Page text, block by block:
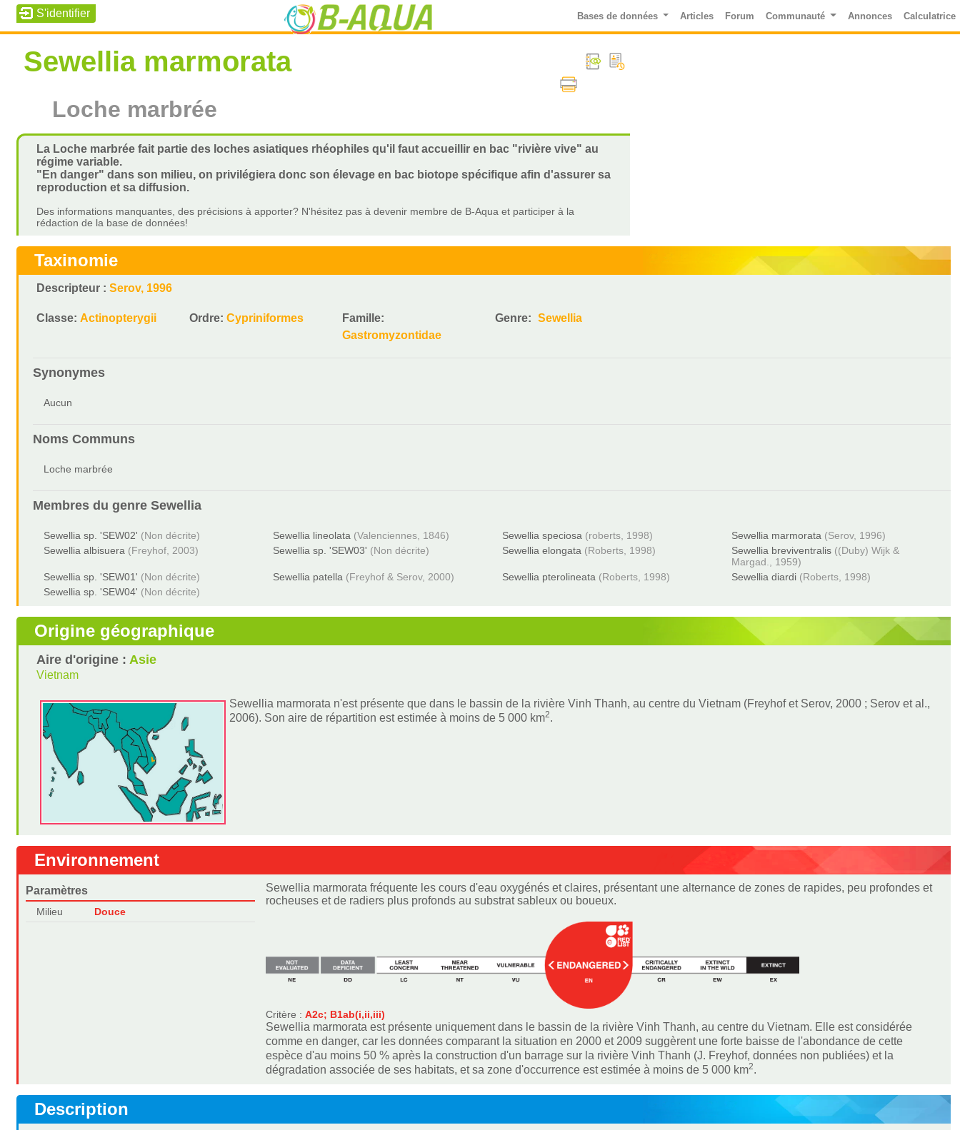
Bases de données Articles Forum Communauté Annonces Calculatrice
Sewellia marmorata
Loche marbrée
La Loche marbrée fait partie des loches asiatiques rhéophiles qu'il faut accueillir en bac "rivière vive" au
régime variable.
"En danger" dans son milieu, on privilégiera donc son élevage en bac biotope spécifique afin d'assurer sa
reproduction et sa diffusion.
Des informations manquantes, des précisions à apporter? N'hésitez pas à devenir membre de B-Aqua et participer à la
rédaction de la base de données!
Taxinomie
Descripteur :Serov, 1996
Classe:Actinopterygii Ordre:Cypriniformes
Famille:
Gastromyzontidae
Genre: Sewellia
Synonymes
Aucun
Noms Communs
Loche marbrée
Membres du genreSewellia
Sewellia sp. 'SEW02' (Non décrite) Sewellia lineolata (Valenciennes, 1846) Sewellia speciosa (roberts, 1998) Sewellia marmorata (Serov, 1996)
Sewellia albisuera (Freyhof, 2003) Sewellia sp. 'SEW03' (Non décrite) Sewellia elongata (Roberts, 1998) Sewellia breviventralis ((Duby) Wijk &
Margad., 1959)
Sewellia sp. 'SEW01' (Non décrite) Sewellia patella (Freyhof & Serov, 2000) Sewellia pterolineata (Roberts, 1998) Sewellia diardi (Roberts, 1998)
Sewellia sp. 'SEW04' (Non décrite)
Origine géographique
Aire d'origine :Asie
Vietnam
Sewellia marmorata n'est présente que dans le bassin de la rivière Vinh Thanh, au centre du Vietnam (Freyhof et Serov, 2000 ; Serov et al.,
2006). Son aire de répartition est estimée à moins de 5 000 km2.
Environnement
Paramètres
Milieu Douce
Sewellia marmorata fréquente les cours d'eau oxygénés et claires, présentant une alternance de zones de rapides, peu profondes et
rocheuses et de radiers plus profonds au substrat sableux ou boueux.
Critère :A2c; B1ab(i,ii,iii)
Sewellia marmorata est présente uniquement dans le bassin de la rivière Vinh Thanh, au centre du Vietnam. Elle est considérée
comme en danger, car les données comparant la situation en 2000 et 2009 suggèrent une forte baisse de l'abondance de cette
espèce d'au moins 50 % après la construction d'un barrage sur la rivière Vinh Thanh (J. Freyhof, données non publiées) et la
dégradation associée de ses habitats, et sa zone d'occurrence est estimée à moins de 5 000 km2.
Description